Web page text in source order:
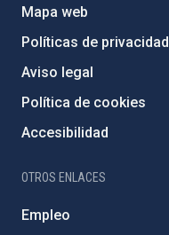
Mapa web
Políticas de privacidad
Aviso legal
Política de cookies
Accesibilidad
OTROS ENLACES
Empleo